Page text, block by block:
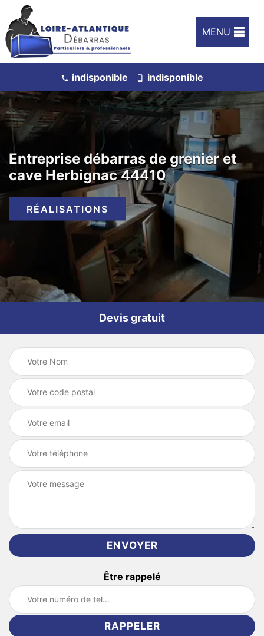
MENU
indisponible indisponible
Entreprise débarras de grenier et
cave Herbignac 44410
RÉALISATIONS
Devis gratuit
Être rappelé